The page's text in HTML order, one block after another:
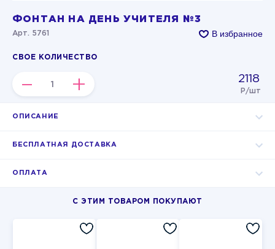
ФОНТАН НА ДЕНЬ УЧИТЕЛЯ №3
Арт. 5761 В избранное
СВОЕ КОЛИЧЕСТВО
– + 2118
Р/шт
ОПИСАНИЕ
БЕСПЛАТНАЯ ДОСТАВКА
ОПЛАТА
С ЭТИМ ТОВАРОМ ПОКУПАЮТ